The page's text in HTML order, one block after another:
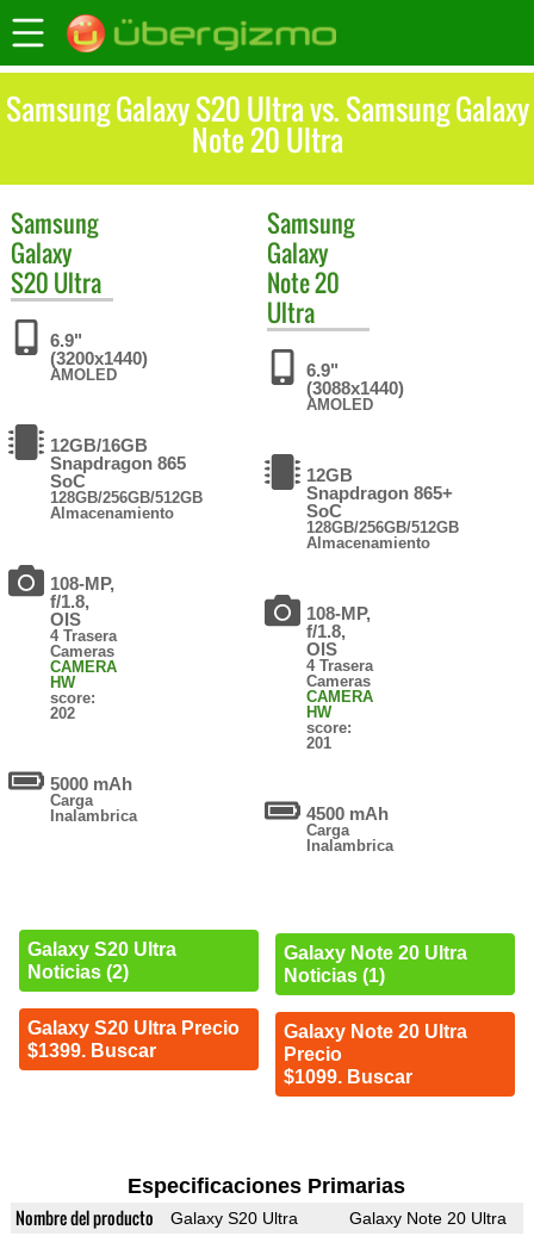
Samsung Galaxy S20 Ultra vs. Samsung Galaxy
Note 20 Ultra
Samsung
Galaxy
S20 Ultra
6.9"
(3200x1440)
AMOLED
12GB/16GB
Snapdragon 865
SoC
128GB/256GB/512GB
Almacenamiento
108-MP,
f/1.8,
OIS
4 Trasera
Cameras
CAMERA
HW
score:
202
5000 mAh
Carga
Inalambrica
Galaxy S20 Ultra
Noticias (2)
Galaxy S20 Ultra Precio
$1399. Buscar
Samsung
Galaxy
Note 20
Ultra
6.9"
(3088x1440)
AMOLED
12GB
Snapdragon 865+
SoC
128GB/256GB/512GB
Almacenamiento
108-MP,
f/1.8,
OIS
4 Trasera
Cameras
CAMERA
HW
score:
201
4500 mAh
Carga
Inalambrica
Galaxy Note 20 Ultra
Noticias (1)
Galaxy Note 20 Ultra
Precio
$1099. Buscar
Especificaciones Primarias
Nombre del producto Galaxy S20 Ultra Galaxy Note 20 Ultra